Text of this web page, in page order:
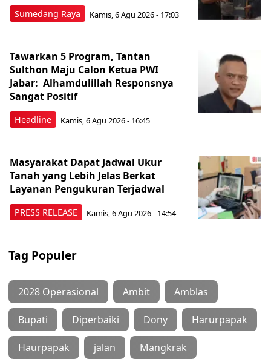
Sumedang Raya Kamis, 6 Agu 2026 - 17:03
Headline
Tawarkan 5 Program, Tantan
Sulthon Maju Calon Ketua PWI
Jabar: Alhamdulillah Responsnya
Sangat Positif
Kamis, 6 Agu 2026 - 16:45
PRESS RELEASE
Masyarakat Dapat Jadwal Ukur
Tanah yang Lebih Jelas Berkat
Layanan Pengukuran Terjadwal
Kamis, 6 Agu 2026 - 14:54
Tag Populer
2028 Operasional Ambit Amblas
Bupati Diperbaiki Dony Harurpapak
Haurpapak jalan Mangkrak